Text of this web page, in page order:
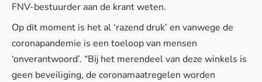
FNV-bestuurder aan de krant weten.
Op dit moment is het al ‘razend druk’ en vanwege de
coronapandemie is een toeloop van mensen
‘onverantwoord’. “Bij het merendeel van deze winkels is
geen beveiliging, de coronamaatregelen worden